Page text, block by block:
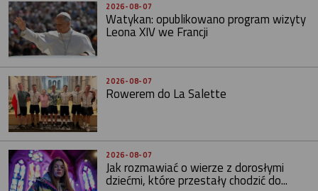
2026-08-07
Watykan: opublikowano program wizyty
Leona XIV we Francji
2026-08-07
Rowerem do La Salette
2026-08-07
Jak rozmawiać o wierze z dorosłymi
dziećmi, które przestały chodzić do...